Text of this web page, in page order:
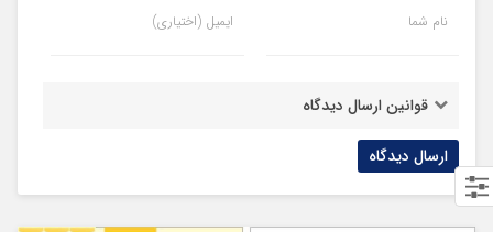
نام شما ایمیل (اختیاری)
قوانین ارسال دیدگاه